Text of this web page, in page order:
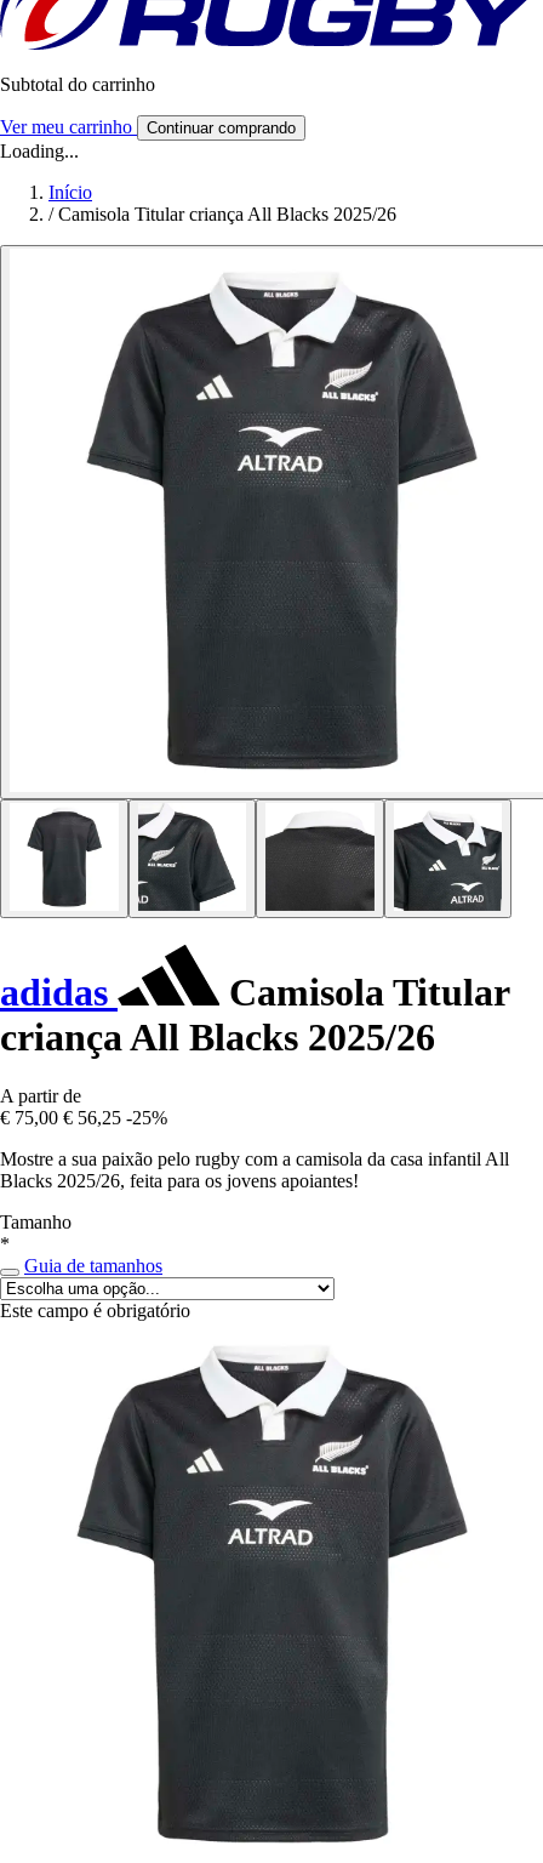
Subtotal do carrinho
Ver meu carrinho Continuar comprando
Loading...
Início
/ Camisola Titular criança All Blacks 2025/26
adidas
Camisola Titular
criança All Blacks 2025/26
A partir de
€ 75,00 € 56,25 -25%
Mostre a sua paixão pelo rugby com a camisola da casa infantil All
Blacks 2025/26, feita para os jovens apoiantes!
Tamanho
*
Guia de tamanhos
Este campo é obrigatório